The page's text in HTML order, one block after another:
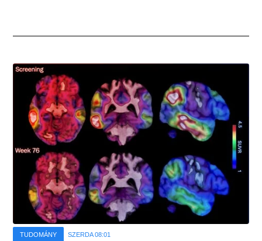
TUDOMÁNY SZERDA 08:01